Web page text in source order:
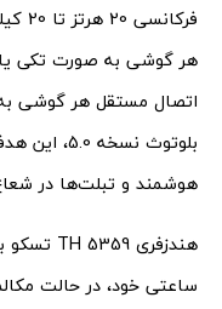
اتصال مستقل هر گوشی به
بلوتوث
هوشمند و تبلت‌ها در شعاع 10 متری اتصال پایداری برقرار